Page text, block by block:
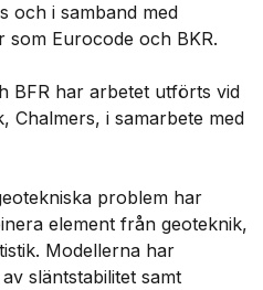
och i samband med
Eurocode och BKR.
BFR har arbetet utförts vid
Chalmers, i samarbete med
problem har
element från geoteknik,
Modellerna har
släntstabilitet samt